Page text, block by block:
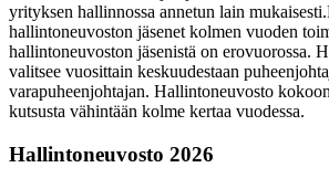
yrityksen hallinnossa annetun lain mukaisesti.
hallintoneuvoston jäsenet kolmen vuoden
hallintoneuvoston jäsenistä on erovuorossa.
valitsee vuosittain keskuudestaan
varapuheenjohtajan. Hallintoneuvosto
kutsusta vähintään kolme kertaa vuodessa.
Hallintoneuvosto 2026